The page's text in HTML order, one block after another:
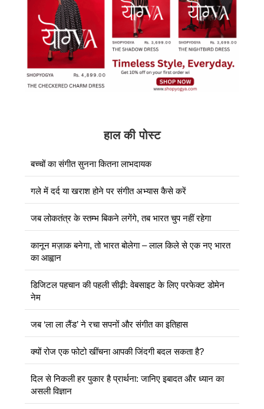
हाल की पोस्ट
बच्चों का संगीत सुनना कितना लाभदायक
गले में दर्द या खराश होने पर संगीत अभ्यास कैसे करें
जब लोकतंत्र के स्तम्भ बिकने लगेंगे, तब भारत चुप नहीं रहेगा
कानून मज़ाक बनेगा, तो भारत बोलेगा – लाल किले से एक नए भारत
का आह्वान
डिजिटल पहचान की पहली सीढ़ी: वेबसाइट के लिए परफेक्ट डोमेन
नेम
जब ‘ला ला लैंड’ ने रचा सपनों और संगीत का इतिहास
क्यों रोज एक फोटो खींचना आपकी जिंदगी बदल सकता है?
दिल से निकली हर पुकार है प्रार्थना: जानिए इबादत और ध्यान का
असली विज्ञान